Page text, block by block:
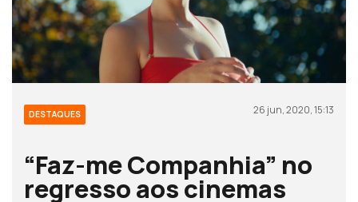
DESTAQUES 26 jun, 2020, 15:13
“Faz-me Companhia” no
regresso aos cinemas